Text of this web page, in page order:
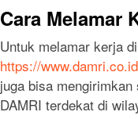
Cara Melamar
Untuk melamar kerja
https://
juga bisa
DAMRI terdekat di